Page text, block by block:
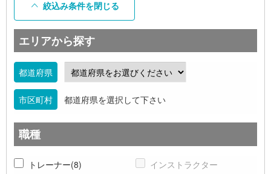
絞込み条件を閉じる
エリアから探す
都道府県
市区町村 都道府県を選択して下さい
職種
トレーナー(8)
インストラクター